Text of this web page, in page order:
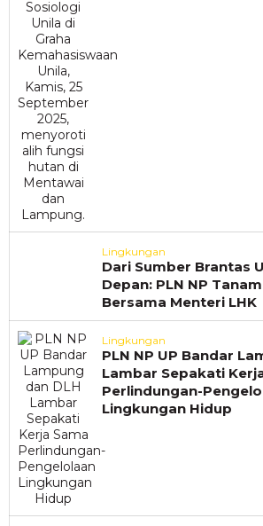
Lingkungan
Dari Sumber Brantas
Depan: PLN NP
Bersama Menteri LHK
Lingkungan
PLN NP UP Bandar
Lambar Sepakati
Perlindungan-
Lingkungan Hidup